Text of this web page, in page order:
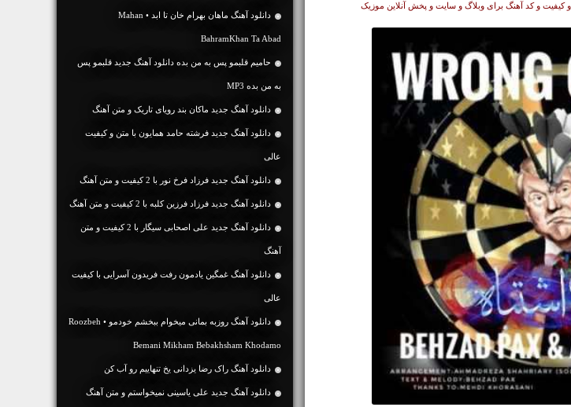
کیفیت و کد آهنگ برای وبلاگ و سایت و پخش آنلاین موزیک
دانلود آهنگ ماهان بهرام خان تا ابد • Mahan
BahramKhan Ta Abad
حامیم قلبمو پس به من بده دانلود آهنگ جدید قلبمو پس
به من بده MP3
دانلود آهنگ جديد ماکان بند رویای تاریک و متن آهنگ
دانلود آهنگ جديد فرشته حامد همایون با متن و کیفیت
عالی
دانلود آهنگ جديد فرزاد فرخ نور با 2 کیفیت و متن آهنگ
دانلود آهنگ جديد فرزاد فرزین کلبه با 2 کیفیت و متن آهنگ
دانلود آهنگ جديد علی اصحابی سیگار با 2 کیفیت و متن
آهنگ
دانلود آهنگ غمگین یادمون رفت فریدون آسرایی با کیفیت
عالی
دانلود آهنگ روزبه بمانی میخوام ببخشم خودمو • Roozbeh
Bemani Mikham Bebakhsham Khodamo
دانلود آهنگ راک رضا یزدانی یخ تنهاییم رو آب کن
دانلود آهنگ جديد علی یاسینی نمیخواستم و متن آهنگ